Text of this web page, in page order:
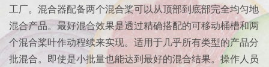
工厂。混合器配备两个混合桨可以从顶部到底部完全均匀地
混合产品。最好混合效果是透过精确搭配的可移动桶槽和两
个混合桨叶作动程续来实现。适用于几乎所有类型的产品分
批混合。即使是小批量也能达到最好的混合结果。操作人员